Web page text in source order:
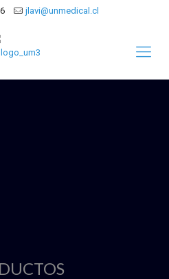
jlavi@unmedical.cl